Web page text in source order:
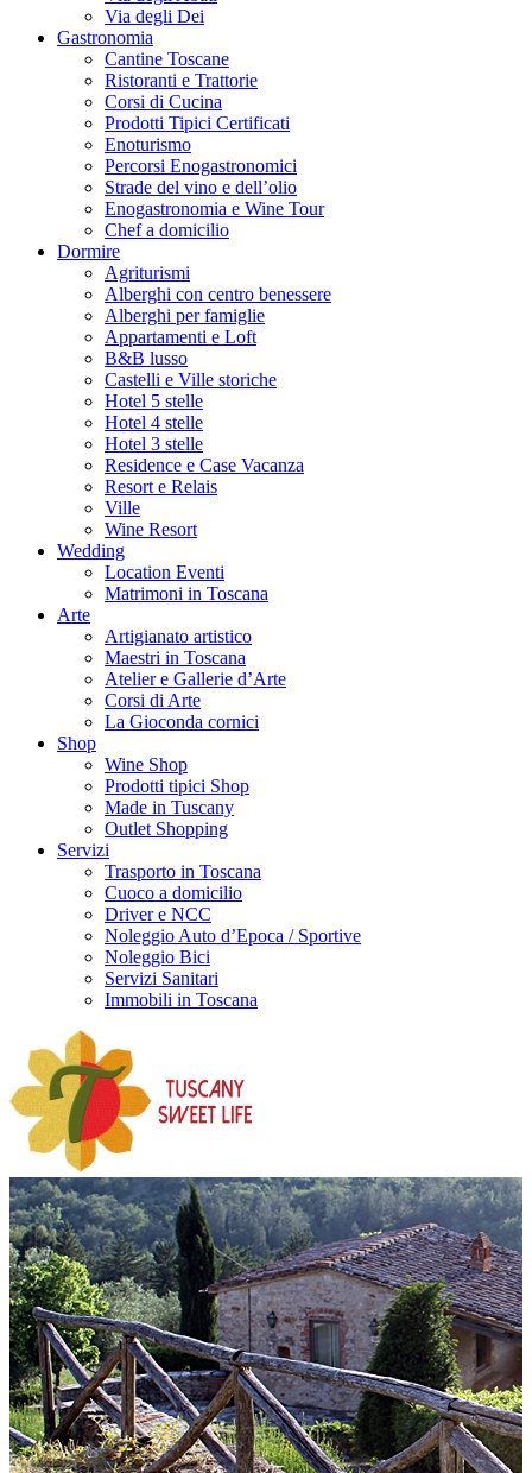
Via degli Dei
Gastronomia
Cantine Toscane
Ristoranti e Trattorie
Corsi di Cucina
Prodotti Tipici Certificati
Enoturismo
Percorsi Enogastronomici
Strade del vino e dell’olio
Enogastronomia e Wine Tour
Chef a domicilio
Dormire
Agriturismi
Alberghi con centro benessere
Alberghi per famiglie
Appartamenti e Loft
B&B lusso
Castelli e Ville storiche
Hotel 5 stelle
Hotel 4 stelle
Hotel 3 stelle
Residence e Case Vacanza
Resort e Relais
Ville
Wine Resort
Wedding
Location Eventi
Matrimoni in Toscana
Arte
Artigianato artistico
Maestri in Toscana
Atelier e Gallerie d’Arte
Corsi di Arte
La Gioconda cornici
Shop
Wine Shop
Prodotti tipici Shop
Made in Tuscany
Outlet Shopping
Servizi
Trasporto in Toscana
Cuoco a domicilio
Driver e NCC
Noleggio Auto d’Epoca / Sportive
Noleggio Bici
Servizi Sanitari
Immobili in Toscana